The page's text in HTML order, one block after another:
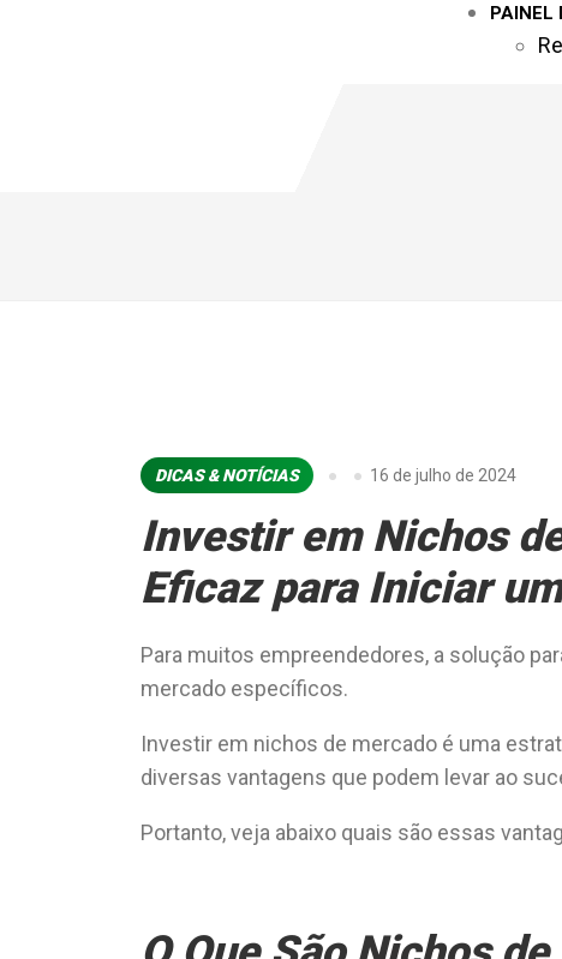
PAINEL
DICAS & NOTÍCIAS 16 de julho de 2024
Investir em Nichos
Eficaz para Iniciar
Para muitos empreendedores, a solução
mercado específicos.
Investir em nichos de mercado é uma
diversas vantagens que podem levar ao
Portanto, veja abaixo quais são essas